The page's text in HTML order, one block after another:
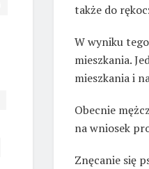
także do
W wyniku
mieszkania.
mieszkania i
Obecnie
na wniosek
Znęcanie się